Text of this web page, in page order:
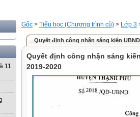
11
Gốc > Tiểu học (Chương trình cũ) > Lớp 3
Quyết định công nhận sáng kiến
Quyết định công nhận sáng
2019-2020